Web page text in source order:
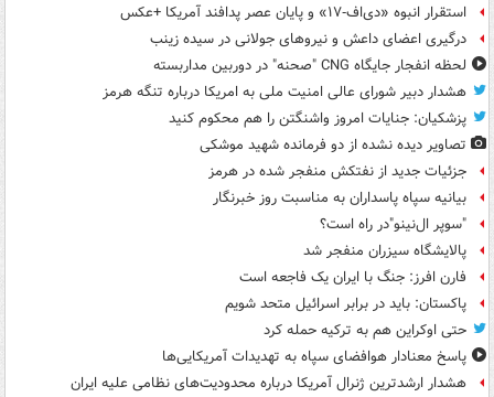
استقرار انبوه «دی‌اف‑۱۷» و پایان عصر پدافند آمریکا +عکس
درگیری اعضای داعش و نیروهای جولانی در سیده زینب
لحظه انفجار جایگاه CNG "صحنه" در دوربین مداربسته
هشدار دبیر شورای عالی امنیت ملی به امریکا درباره تنگه هرمز
پزشکیان: جنایات امروز واشنگتن را هم محکوم کنید
تصاویر دیده‌ نشده از دو فرمانده شهید موشکی
جزئیات جدید از نفتکش منفجر شده در هرمز
بیانیه سپاه پاسداران به مناسبت روز خبرنگار
"سوپر ال‌نینو"در راه است؟
پالایشگاه سیزران منفجر شد
فارن افرز: جنگ با ایران یک فاجعه است
پاکستان: باید در برابر اسرائیل متحد شویم
حتی اوکراین هم به ترکیه حمله کرد
پاسخ معنادار هوافضای سپاه به تهدیدات آمریکایی‌ها
هشدار ارشدترین ژنرال آمریکا درباره محدودیت‌های نظامی علیه ایران